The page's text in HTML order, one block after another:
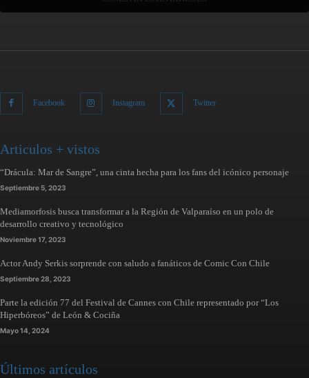
Facebook Instagram Twitter
Articulos + vistos
“Drácula: Mar de Sangre”, una cinta hecha para los fans del icónico personaje
Septiembre 5, 2023
Mediamorfosis busca transformar a la Región de Valparaíso en un polo de
desarrollo creativo y tecnológico
Noviembre 17, 2023
Actor Andy Serkis sorprende con saludo a fanáticos de Comic Con Chile
Septiembre 28, 2023
Parte la edición 77 del Festival de Cannes con Chile representado por “Los
Hiperbóreos” de León & Cociña
Mayo 14, 2024
Últimos artículos